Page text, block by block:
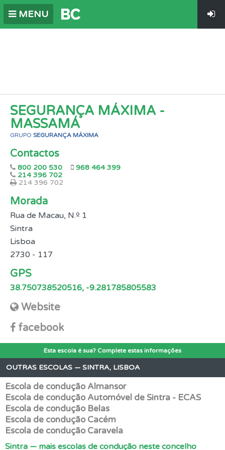
MENU
SEGURANÇA MÁXIMA -
MASSAMÁ
GRUPO SEGURANÇA MÁXIMA
Contactos
800 200 530
214 396 702
214 396 702
968 464 399
Morada
Rua de Macau, N.º 1
Sintra
Lisboa
2730 - 117
GPS
38.750738520516, -9.281785805583
Website
facebook
Esta escola é sua? Complete estas informações
OUTRAS ESCOLAS — SINTRA, LISBOA
Escola de condução Almansor
Escola de condução Automóvel de Sintra - ECAS
Escola de condução Belas
Escola de condução Cacém
Escola de condução Caravela
Sintra — mais escolas de condução neste concelho